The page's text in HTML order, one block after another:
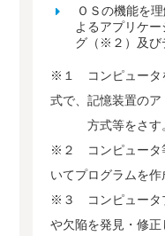
ＯＳの機能を
よるアプリケ
グ（※２）及び
※１ コンピュータ
式で、記憶装置の
方式等をさす
※２ コンピュータ
いてプログラムを作
※３ コンピュータ
や欠陥を発見・修